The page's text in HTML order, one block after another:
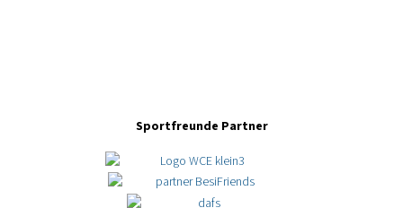
Sportfreunde Partner